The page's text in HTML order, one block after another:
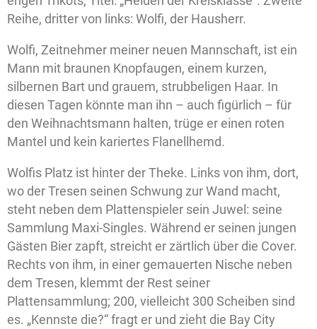
Reihe, dritter von links: Wolfi, der Hausherr.
Wolfi, Zeitnehmer meiner neuen Mannschaft, ist ein
Mann mit braunen Knopfaugen, einem kurzen,
silbernen Bart und grauem, strubbeligen Haar. In
diesen Tagen könnte man ihn – auch figürlich – für
den Weihnachtsmann halten, trüge er einen roten
Mantel und kein kariertes Flanellhemd.
Wolfis Platz ist hinter der Theke. Links von ihm, dort,
wo der Tresen seinen Schwung zur Wand macht,
steht neben dem Plattenspieler sein Juwel: seine
Sammlung Maxi-Singles. Während er seinen jungen
Gästen Bier zapft, streicht er zärtlich über die Cover.
Rechts von ihm, in einer gemauerten Nische neben
dem Tresen, klemmt der Rest seiner
Plattensammlung; 200, vielleicht 300 Scheiben sind
es. „Kennste die?“ fragt er und zieht die Bay City